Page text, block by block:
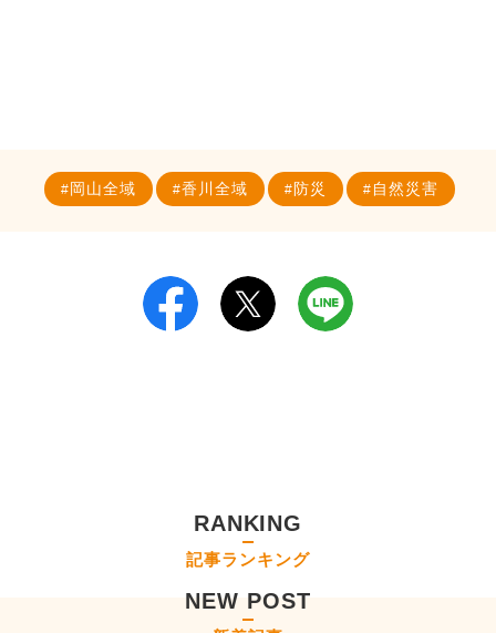
岡山全域 香川全域 防災 自然災害
RANKING
記事ランキング
NEW POST